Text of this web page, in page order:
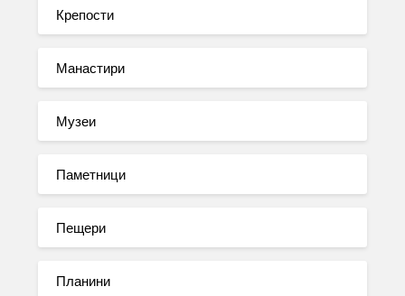
Крепости
Манастири
Музеи
Паметници
Пещери
Планини